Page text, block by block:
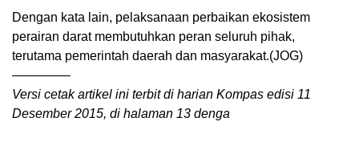
Dengan kata lain, pelaksanaan perbaikan ekosistem
perairan darat membutuhkan peran seluruh pihak,
terutama pemerintah daerah dan masyarakat.(JOG)
————–
Versi cetak artikel ini terbit di harian Kompas edisi 11
Desember 2015, di halaman 13 denga